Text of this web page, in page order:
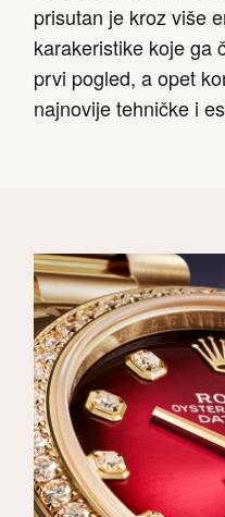
prisutan je kroz više
karakeristike koje ga
prvi pogled, a opet
najnovije tehničke i